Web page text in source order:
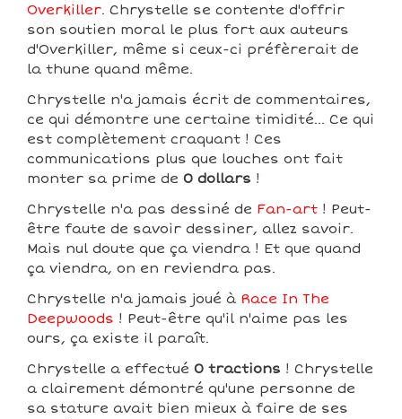
Overkiller. Chrystelle se contente d'offrir
son soutien moral le plus fort aux auteurs
d'Overkiller, même si ceux-ci préfèrerait de
la thune quand même.
Chrystelle n'a jamais écrit de commentaires,
ce qui démontre une certaine timidité... Ce qui
est complètement craquant ! Ces
communications plus que louches ont fait
monter sa prime de 0 dollars !
Chrystelle n'a pas dessiné de Fan-art ! Peut-
être faute de savoir dessiner, allez savoir.
Mais nul doute que ça viendra ! Et que quand
ça viendra, on en reviendra pas.
Chrystelle n'a jamais joué à Race In The
Deepwoods ! Peut-être qu'il n'aime pas les
ours, ça existe il paraît.
Chrystelle a effectué 0 tractions ! Chrystelle
a clairement démontré qu'une personne de
sa stature avait bien mieux à faire de ses